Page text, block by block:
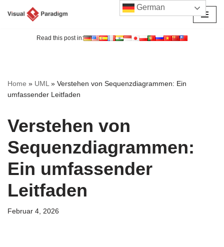
Read this post in:
Home » UML» Verstehen von Sequenzdiagrammen: Ein
umfassender Leitfaden
Verstehen von
Sequenzdiagrammen:
Ein umfassender
Leitfaden
Februar 4, 2026
German